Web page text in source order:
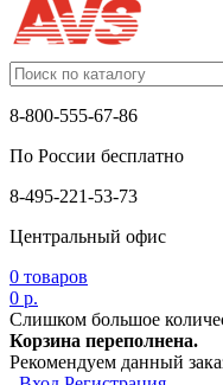
8-800-555-67-86
По России бесплатно
8-495-221-53-73
Центральный офис
0 товаров
0 р.
Слишком большое
Корзина переполнена.
Рекомендуем данный